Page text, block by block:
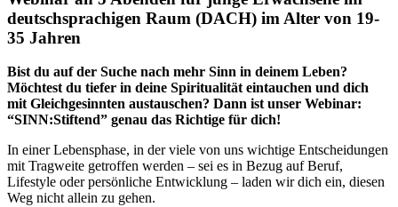
deutschsprachigen Raum (DACH) im Alter von 19-
35 Jahren
Bist du auf der Suche nach mehr Sinn in deinem Leben?
Möchtest du tiefer in deine Spiritualität eintauchen und dich
mit Gleichgesinnten austauschen? Dann ist unser Webinar:
“SINN:Stiftend” genau das Richtige für dich!
In einer Lebensphase, in der viele von uns wichtige Entscheidungen
mit Tragweite getroffen werden – sei es in Bezug auf Beruf,
Lifestyle oder persönliche Entwicklung – laden wir dich ein, diesen
Weg nicht allein zu gehen.